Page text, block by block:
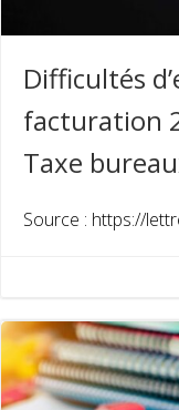
Difficultés
facturation
Taxe
Source : https://